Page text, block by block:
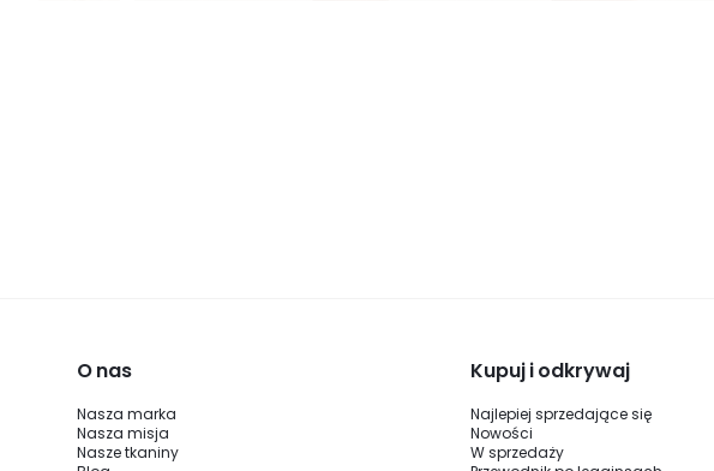
O nas
Nasza marka
Nasza misja
Nasze tkaniny
Kupuj i odkrywaj
Najlepiej sprzedające się
Nowości
W sprzedaży